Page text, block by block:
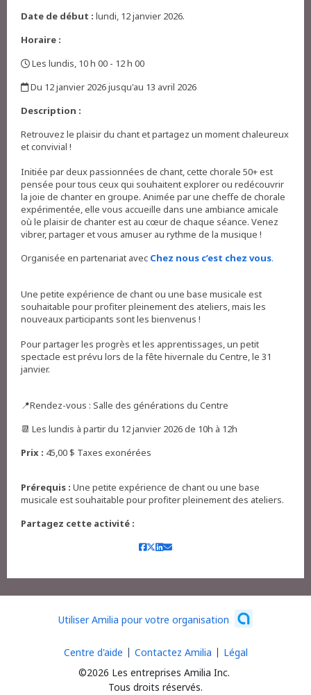
Date de début : lundi, 12 janvier 2026.
Horaire :
Les lundis, 10 h 00 - 12 h 00
Du 12 janvier 2026 jusqu'au 13 avril 2026
Description :
Retrouvez le plaisir du chant et partagez un moment chaleureux
et convivial !
Initiée par deux passionnées de chant, cette chorale 50+ est
pensée pour tous ceux qui souhaitent explorer ou redécouvrir
la joie de chanter en groupe. Animée par une cheffe de chorale
expérimentée, elle vous accueille dans une ambiance amicale
où le plaisir de chanter est au cœur de chaque séance. Venez
vibrer, partager et vous amuser au rythme de la musique !
Organisée en partenariat avec Chez nous c’est chez vous.
Une petite expérience de chant ou une base musicale est
souhaitable pour profiter pleinement des ateliers, mais les
nouveaux participants sont les bienvenus !
Pour partager les progrès et les apprentissages, un petit
spectacle est prévu lors de la fête hivernale du Centre, le 31
janvier.
📍Rendez-vous : Salle des générations du Centre
📆 Les lundis à partir du 12 janvier 2026 de 10h à 12h
Prix : 45,00 $ Taxes exonérées
Prérequis : Une petite expérience de chant ou une base
musicale est souhaitable pour profiter pleinement des ateliers.
Partagez cette activité :
Utiliser Amilia pour votre organisation
©2026 Les entreprises Amilia Inc.
Tous droits réservés.
Centre d'aide Contactez Amilia Légal